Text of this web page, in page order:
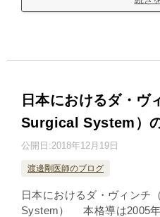
日本におけるダ・ヴ
Surgical System）
公開日:2018年12月19日
渡邊剛医師のブログ
日本におけるダ・ヴィンチ
System） 本格導は2005